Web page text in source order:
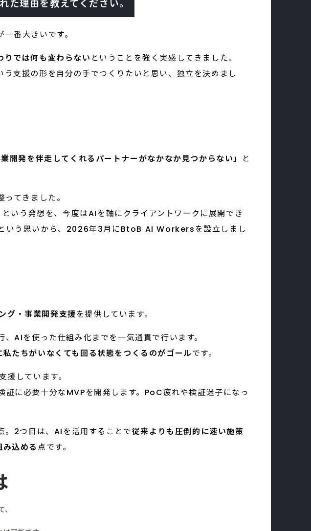
理由を教えてください。
番大きいです。
りでは何も変わらない ということを強く実感してきました。
支援の形を自分の手でつくりたいと思い、独立を決めまし
開発を伴走してくれるパートナーがなかなか見つからない」
と
てきました。
いう発想を、今度はAIを軸にクライアントワークに展開でき
いう思いから、2026年3月にBtoB AI Workersを設立しまし
グ・事業開発支援を提供しています。
AIを使った仕組み化までを一気通貫で行います。
たちがいなくても回る状態をつくるのがゴールです。
しています。
に必要十分なMVPを開発します。PoC疲れや検証迷子になっ
。2つ目は、AIを活用することで従来よりも圧倒的に速い施策
込める 点です。